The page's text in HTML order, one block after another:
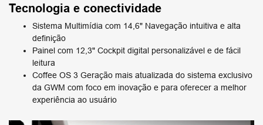
Tecnologia e conectividade
Sistema Multimídia com 14,6" Navegação intuitiva e alta
definição
Painel com 12,3" Cockpit digital personalizável e de fácil
leitura
Coffee OS 3 Geração mais atualizada do sistema exclusivo
da GWM com foco em inovação e para oferecer a melhor
experiência ao usuário